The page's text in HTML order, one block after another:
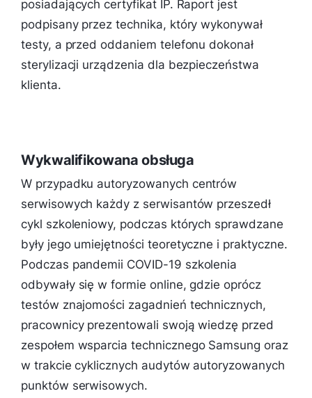
posiadających certyfikat IP. Raport jest
podpisany przez technika, który wykonywał
testy, a przed oddaniem telefonu dokonał
sterylizacji urządzenia dla bezpieczeństwa
klienta.
Wykwalifikowana obsługa
W przypadku autoryzowanych centrów
serwisowych każdy z serwisantów przeszedł
cykl szkoleniowy, podczas których sprawdzane
były jego umiejętności teoretyczne i praktyczne.
Podczas pandemii COVID-19 szkolenia
odbywały się w formie online, gdzie oprócz
testów znajomości zagadnień technicznych,
pracownicy prezentowali swoją wiedzę przed
zespołem wsparcia technicznego Samsung oraz
w trakcie cyklicznych audytów autoryzowanych
punktów serwisowych.